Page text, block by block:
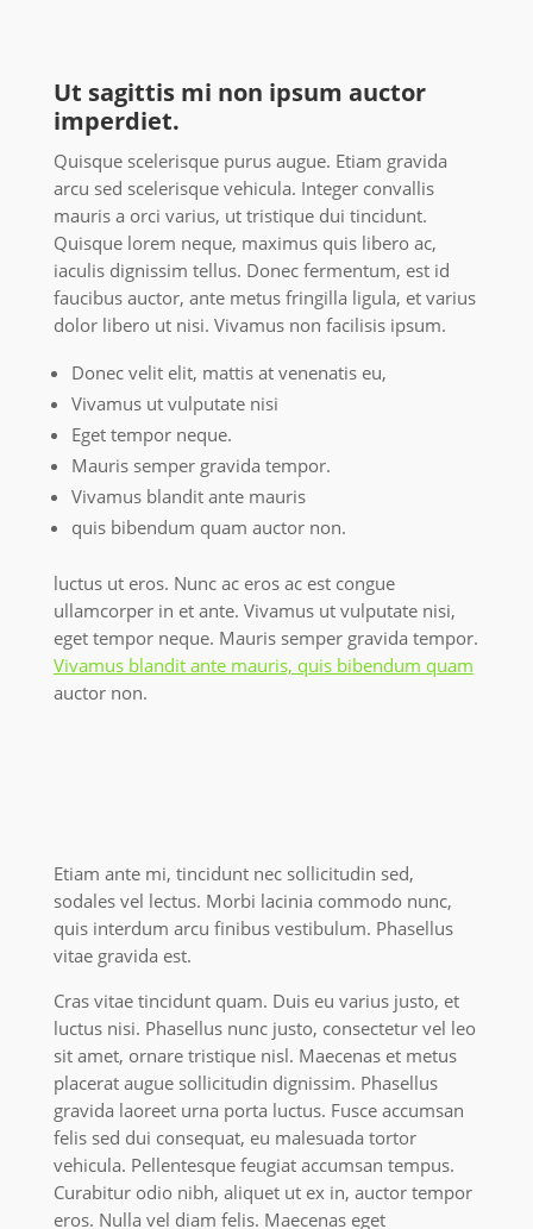
Ut sagittis mi non ipsum auctor
imperdiet.
Quisque scelerisque purus augue. Etiam gravida
arcu sed scelerisque vehicula. Integer convallis
mauris a orci varius, ut tristique dui tincidunt.
Quisque lorem neque, maximus quis libero ac,
iaculis dignissim tellus. Donec fermentum, est id
faucibus auctor, ante metus fringilla ligula, et varius
dolor libero ut nisi. Vivamus non facilisis ipsum.
Donec velit elit, mattis at venenatis eu,
Vivamus ut vulputate nisi
Eget tempor neque.
Mauris semper gravida tempor.
Vivamus blandit ante mauris
quis bibendum quam auctor non.
luctus ut eros. Nunc ac eros ac est congue
ullamcorper in et ante. Vivamus ut vulputate nisi,
eget tempor neque. Mauris semper gravida tempor.
Vivamus blandit ante mauris, quis bibendum quam
auctor non.
Etiam ante mi, tincidunt nec sollicitudin sed,
sodales vel lectus. Morbi lacinia commodo nunc,
quis interdum arcu finibus vestibulum. Phasellus
vitae gravida est.
Cras vitae tincidunt quam. Duis eu varius justo, et
luctus nisi. Phasellus nunc justo, consectetur vel leo
sit amet, ornare tristique nisl. Maecenas et metus
placerat augue sollicitudin dignissim. Phasellus
gravida laoreet urna porta luctus. Fusce accumsan
felis sed dui consequat, eu malesuada tortor
vehicula. Pellentesque feugiat accumsan tempus.
Curabitur odio nibh, aliquet ut ex in, auctor tempor
eros. Nulla vel diam felis. Maecenas eget